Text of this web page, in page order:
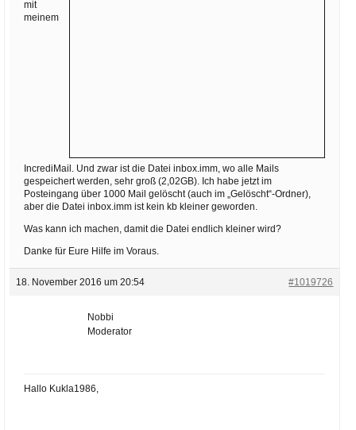
mit
meinem
IncrediMail. Und zwar ist die Datei inbox.imm, wo alle Mails
gespeichert werden, sehr groß (2,02GB). Ich habe jetzt im
Posteingang über 1000 Mail gelöscht (auch im „Gelöscht“-Ordner),
aber die Datei inbox.imm ist kein kb kleiner geworden.
Was kann ich machen, damit die Datei endlich kleiner wird?
Danke für Eure Hilfe im Voraus.
18. November 2016 um 20:54 #1019726
Nobbi
Moderator
Hallo Kukla1986,